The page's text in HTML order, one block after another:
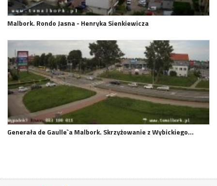
Malbork. Rondo Jasna - Henryka Sienkiewicza
Generała de Gaulle`a Malbork. Skrzyżowanie z Wybickiego…